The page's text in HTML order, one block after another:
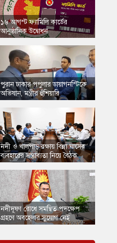
​১৬ আগস্ট ফ্যামিলি কার্ডের
আনুষ্ঠানিক উদ্বোধন
​পুরান ঢাকার পপুলার ডায়াগনস্টিকে
অভিযান, মন্ত্রীর হুঁশিয়ারি
​নদী ও খালপাড় রক্ষায় বিন্না ঘাসের
ব্যবহারের সম্ভাব্যতা নিয়ে বৈঠক
​নদীদূষণ রোধে সমন্বিত পদক্ষেপ
গ্রহণে অবহেলার সুযোগ নেই